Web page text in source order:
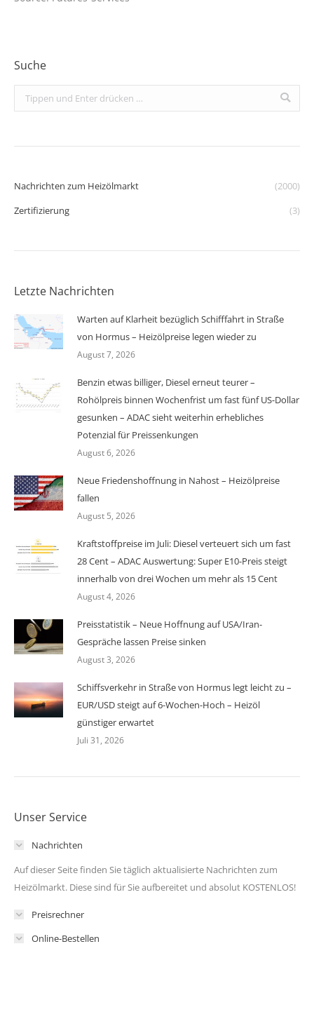
Suche
Search:
Nachrichten zum Heizölmarkt
(2000)
Zertifizierung
(3)
Letzte Nachrichten
Warten auf Klarheit bezüglich Schifffahrt in Straße
von Hormus – Heizölpreise legen wieder zu
August 7, 2026
Benzin etwas billiger, Diesel erneut teurer –
Rohölpreis binnen Wochenfrist um fast fünf US-Dollar
gesunken – ADAC sieht weiterhin erhebliches
Potenzial für Preissenkungen
August 6, 2026
Neue Friedenshoffnung in Nahost – Heizölpreise
fallen
August 5, 2026
Kraftstoffpreise im Juli: Diesel verteuert sich um fast
28 Cent – ADAC Auswertung: Super E10-Preis steigt
innerhalb von drei Wochen um mehr als 15 Cent
August 4, 2026
Preisstatistik – Neue Hoffnung auf USA/Iran-
Gespräche lassen Preise sinken
August 3, 2026
Schiffsverkehr in Straße von Hormus legt leicht zu –
EUR/USD steigt auf 6-Wochen-Hoch – Heizöl
günstiger erwartet
Juli 31, 2026
Unser Service
Nachrichten
Auf dieser Seite finden Sie täglich aktualisierte Nachrichten zum
Heizölmarkt. Diese sind für Sie aufbereitet und absolut KOSTENLOS!
Preisrechner
Online-Bestellen